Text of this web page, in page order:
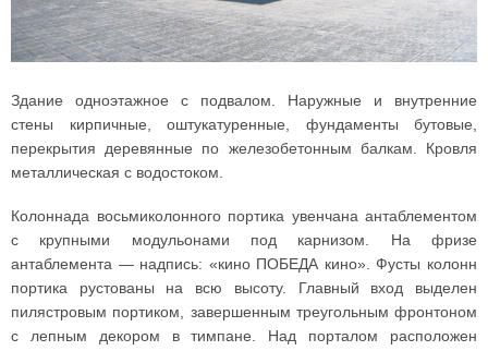
Здание одноэтажное с подвалом. Наружные и внутренние
стены кирпичные, оштукатуренные, фундаменты бутовые,
перекрытия деревянные по железобетонным балкам. Кровля
металлическая с водостоком.
Колоннада восьмиколонного портика увенчана антаблементом
с крупными модульонами под карнизом. На фризе
антаблемента — надпись: «кино ПОБЕДА кино». Фусты колонн
портика рустованы на всю высоту. Главный вход выделен
пилястровым портиком, завершенным треугольным фронтоном
с лепным декором в тимпане. Над порталом расположен